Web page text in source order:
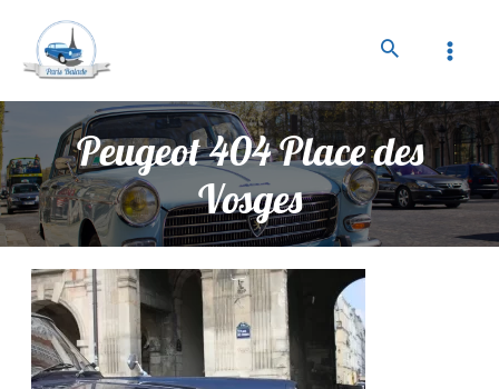
Peugeot 404 Place des
Vosges